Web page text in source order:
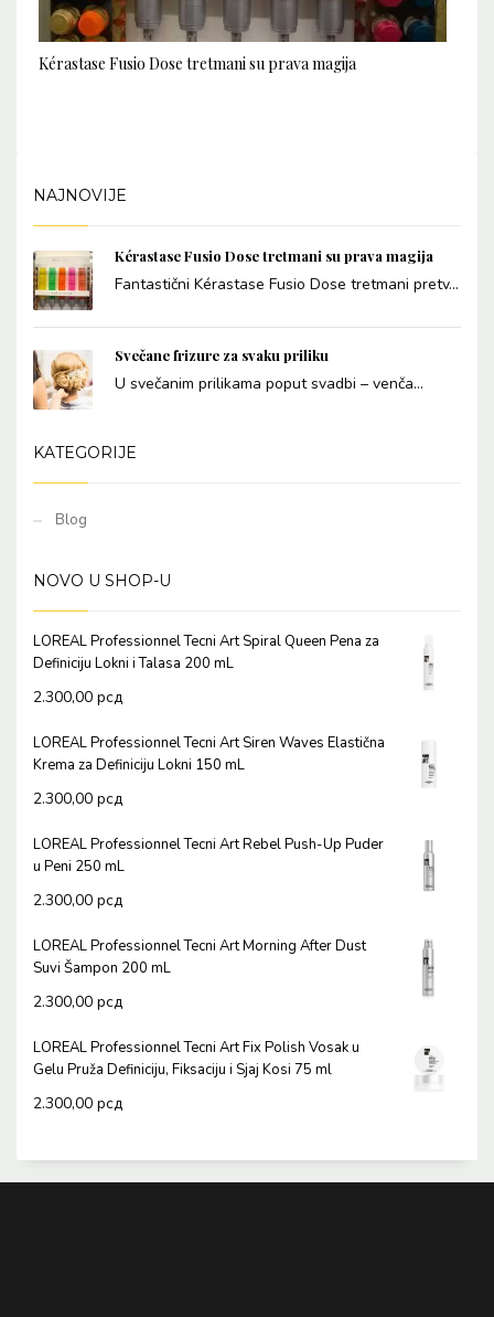
Kérastase Fusio Dose tretmani su prava magija
NAJNOVIJE
Kérastase Fusio Dose tretmani su prava magija
Fantastični Kérastase Fusio Dose tretmani pretv...
Svečane frizure za svaku priliku
U svečanim prilikama poput svadbi – venča...
KATEGORIJE
Blog
NOVO U SHOP-U
LOREAL Professionnel Tecni Art Spiral Queen Pena za
Definiciju Lokni i Talasa 200 mL
2.300,00 рсд
LOREAL Professionnel Tecni Art Siren Waves Elastična
Krema za Definiciju Lokni 150 mL
2.300,00 рсд
LOREAL Professionnel Tecni Art Rebel Push-Up Puder
u Peni 250 mL
2.300,00 рсд
LOREAL Professionnel Tecni Art Morning After Dust
Suvi Šampon 200 mL
2.300,00 рсд
LOREAL Professionnel Tecni Art Fix Polish Vosak u
Gelu Pruža Definiciju, Fiksaciju i Sjaj Kosi 75 ml
2.300,00 рсд